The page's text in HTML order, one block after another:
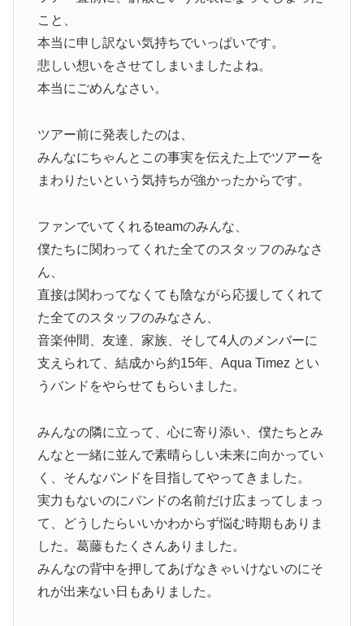
こと、
本当に申し訳ない気持ちでいっぱいです。
悲しい想いをさせてしまいましたよね。
本当にごめんなさい。
ツアー前に発表したのは、
みんなにちゃんとこの事実を伝えた上でツアーを
まわりたいという気持ちが強かったからです。
ファンでいてくれるteamのみんな、
僕たちに関わってくれた全てのスタッフのみなさ
ん、
直接は関わってなくても陰ながら応援してくれて
た全てのスタッフのみなさん、
音楽仲間、友達、家族、そして4人のメンバーに
支えられて、結成から約15年、Aqua Timez とい
うバンドをやらせてもらいました。
みんなの隣に立って、心に寄り添い、僕たちとみ
んなと一緒に並んで素晴らしい未来に向かってい
く、そんなバンドを目指してやってきました。
実力もないのにバンドの名前だけ広まってしまっ
て、どうしたらいいかわからず悩む時期もありま
した。葛藤もたくさんありました。
みんなの背中を押してあげなきゃいけないのにそ
れが出来ない日もありました。